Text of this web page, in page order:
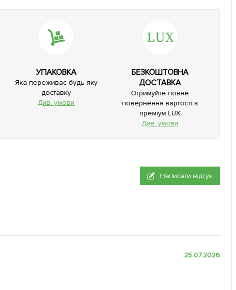
УПАКОВКА
Яка переживає будь-яку
доставку
Див. умови
БЕЗКОШТОВНА
ДОСТАВКА
Отримуйте повне
повернення вартості з
преміум LUX
Див. умови
Написати відгук
25.07.2026